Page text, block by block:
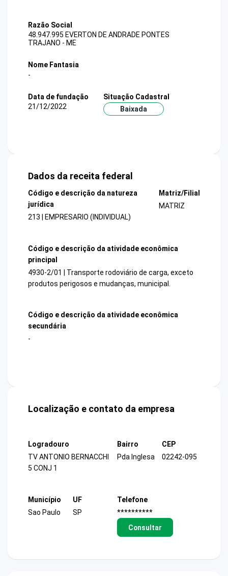
Razão Social
48.947.995 EVERTON DE ANDRADE PONTES
TRAJANO - ME
Nome Fantasia
-
Data de fundação
21/12/2022
Situação Cadastral
Baixada
Dados da receita federal
Código e descrição da natureza
jurídica
213 | EMPRESARIO (INDIVIDUAL)
Matriz/Filial
MATRIZ
Código e descrição da atividade econômica
principal
4930-2/01 | Transporte rodoviário de carga, exceto
produtos perigosos e mudanças, municipal.
Código e descrição da atividade econômica
secundária
-
Localização e contato da empresa
Logradouro
TV ANTONIO BERNACCHI
5 CONJ 1
Bairro
Pda Inglesa
CEP
02242-095
Município
Sao Paulo
UF
SP
Telefone
**********
Consultar